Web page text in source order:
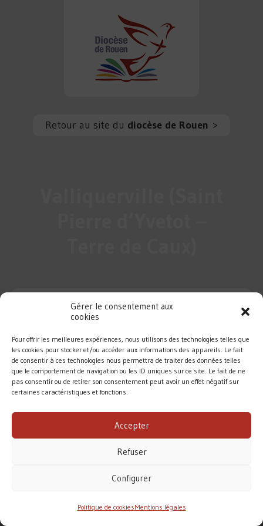
Gérer le consentement aux
cookies
Pour offrir les meilleures expériences, nous utilisons des technologies telles que
les cookies pour stocker et/ou accéder aux informations des appareils. Le fait
de consentir à ces technologies nous permettra de traiter des données telles
que le comportement de navigation ou les ID uniques sur ce site. Le fait de ne
pas consentir ou de retirer son consentement peut avoir un effet négatif sur
certaines caractéristiques et fonctions.
Accepter
Refuser
Configurer
Politique de cookiesMentions légales
Retour au site du diocèse de Rouen >
DIOCÈSE DE ROUEN
aucune subvention pour accomplir sa mission.
Le diocèse de Rouen vit principalement des dons des